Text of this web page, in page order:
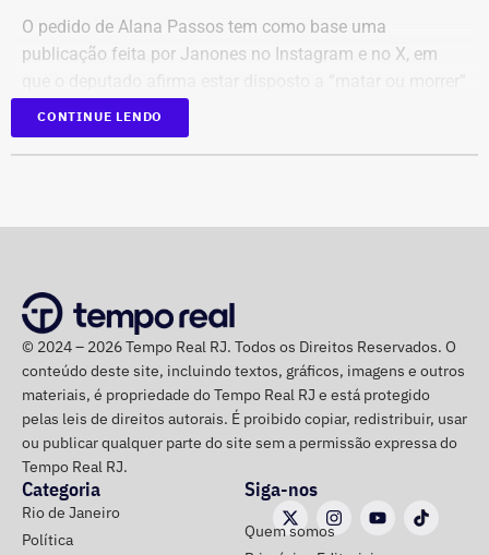
O pedido de Alana Passos tem como base uma
publicação feita por Janones no Instagram e no X, em
para “livrar nosso país da extrema direita de uma vez por
todas”.
CONTINUE LENDO
© 2024 – 2026 Tempo Real RJ. Todos os Direitos Reservados. O
conteúdo deste site, incluindo textos, gráficos, imagens e outros
materiais, é propriedade do Tempo Real RJ e está protegido
pelas leis de direitos autorais. É proibido copiar, redistribuir, usar
ou publicar qualquer parte do site sem a permissão expressa do
Tempo Real RJ.
Categoria
Rio de Janeiro
Política
Siga-nos
Quem somos